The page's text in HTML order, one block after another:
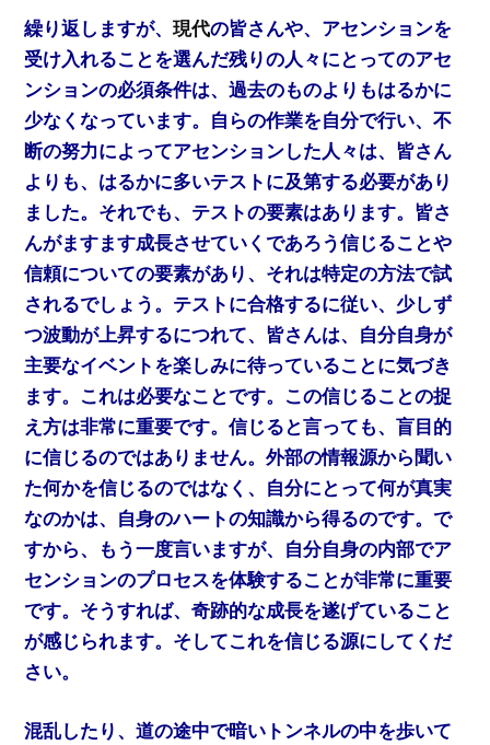
繰り返しますが、現代の皆さんや、アセンションを
受け入れることを選んだ残りの人々にとってのアセ
ンションの必須条件は、過去のものよりもはるかに
少なくなっています。自らの作業を自分で行い、不
断の努力によってアセンションした人々は、皆さん
よりも、はるかに多いテストに及第する必要があり
ました。それでも、テストの要素はあります。皆さ
んがますます成長させていくであろう信じることや
信頼についての要素があり、それは特定の方法で試
されるでしょう。テストに合格するに従い、少しず
つ波動が上昇するにつれて、皆さんは、自分自身が
主要なイベントを楽しみに待っていることに気づき
ます。これは必要なことです。この信じることの捉
え方は非常に重要です。信じると言っても、盲目的
に信じるのではありません。外部の情報源から聞い
た何かを信じるのではなく、自分にとって何が真実
なのかは、自身のハートの知識から得るのです。で
すから、もう一度言いますが、自分自身の内部でア
センションのプロセスを体験することが非常に重要
です。そうすれば、奇跡的な成長を遂げていること
が感じられます。そしてこれを信じる源にしてくだ
さい。
混乱したり、道の途中で暗いトンネルの中を歩いて